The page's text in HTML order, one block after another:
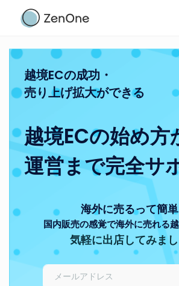
越境ECの成功・
売り上げ拡大ができる
越境ECの始め方
運営まで完全サ
海外に売るって簡単
国内販売の感覚で海外に売れる
気軽に出店してみま